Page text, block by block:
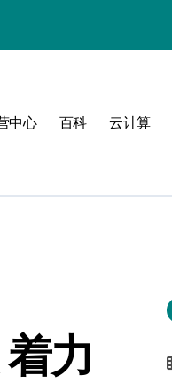
中心 百科 云计算
力